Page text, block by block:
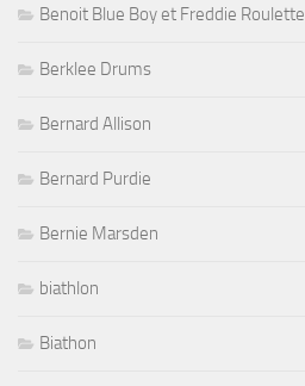
Benoit Blue Boy et Freddie Roulette
Berklee Drums
Bernard Allison
Bernard Purdie
Bernie Marsden
biathlon
Biathon